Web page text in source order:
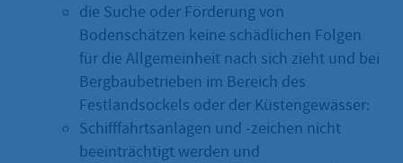
die Suche oder Förderung von
Bodenschätzen keine schädlichen Folgen
für die Allgemeinheit nach sich zieht und bei
Bergbaubetrieben im Bereich des
Festlandsockels oder der Küstengewässer:
Schifffahrtsanlagen und -zeichen nicht
beeinträchtigt werden und